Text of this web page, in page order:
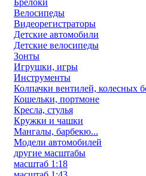
Велосипеды
Видеорегистраторы
Детские автомобили
Детские велосипеды
Зонты
Игрушки, игры
Инструменты
Колпачки вентилей, колесных
Кошельки, портмоне
Кресла, стулья
Кружки и чашки
Мангалы, барбекю...
Модели автомобилей
другие масштабы
масштаб 1:18